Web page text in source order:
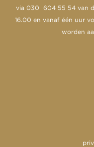
via 030 604 55 54 van
16.00 en vanaf één uur
worden